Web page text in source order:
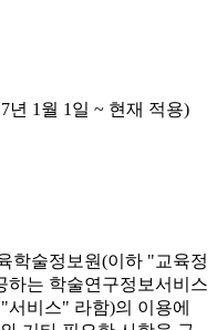
년 1월 1일 ~ 현재 적용)
학술정보원(이하 "교육정
하는 학술연구정보서비스
서비스" 라함)의 이용에